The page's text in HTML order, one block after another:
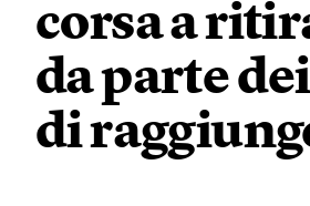
corsa a
da parte
di